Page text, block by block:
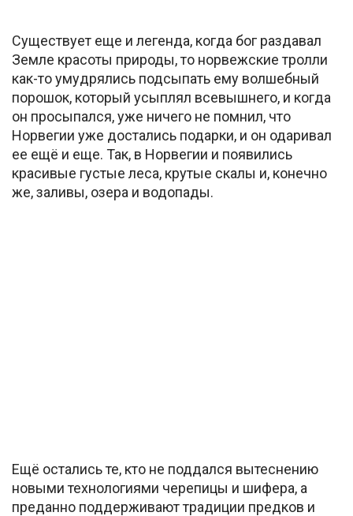
Существует еще и легенда, когда бог раздавал
Земле красоты природы, то норвежские тролли
как-то умудрялись подсыпать ему волшебный
порошок, который усыплял всевышнего, и когда
он просыпался, уже ничего не помнил, что
Норвегии уже достались подарки, и он одаривал
ее ещё и еще. Так, в Норвегии и появились
красивые густые леса, крутые скалы и, конечно
же, заливы, озера и водопады.
Ещё остались те, кто не поддался вытеснению
новыми технологиями черепицы и шифера, а
преданно поддерживают традиции предков и